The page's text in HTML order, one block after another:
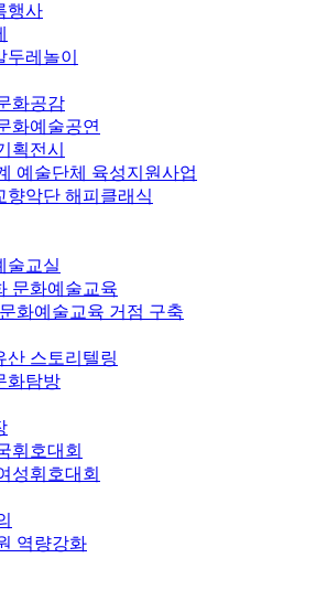
행사
레놀이
화공감
화예술공연
획전시
예술단체 육성지원사업
향악단 해피클래식
술교실
문화예술교육
화예술교육 거점 구축
산 스토리텔링
화탐방
휘호대회
성휘호대회
역량강화